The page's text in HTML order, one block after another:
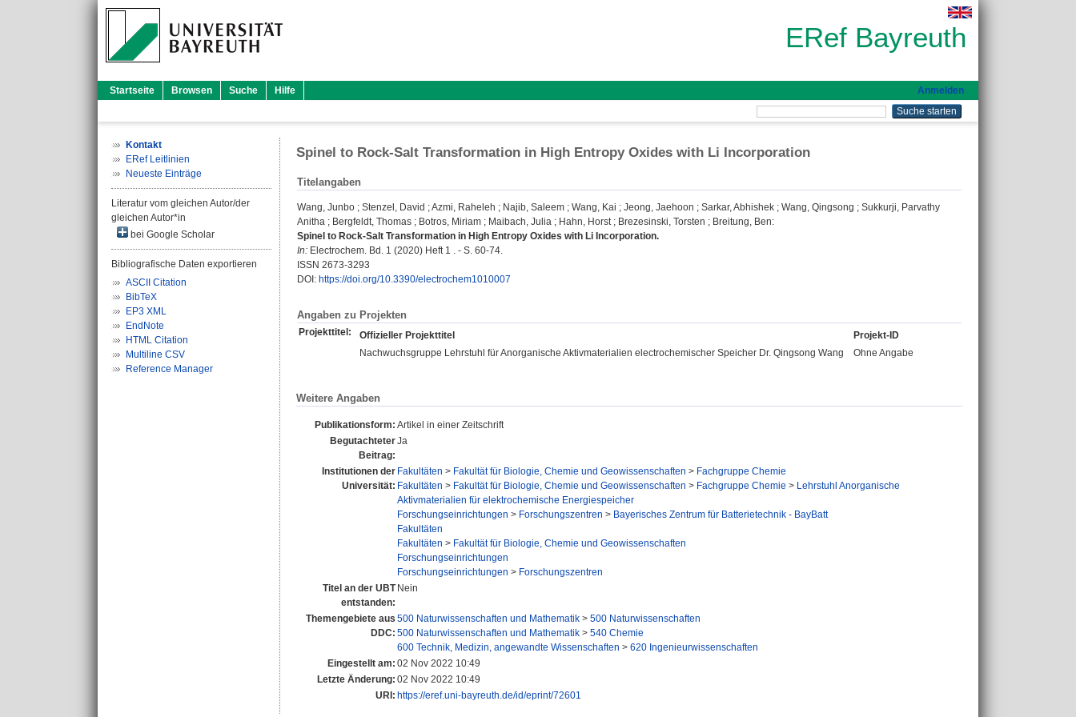
ERef Bayreuth
Startseite Browsen Suche Hilfe Anmelden
Kontakt
ERef Leitlinien
Neueste Einträge
Literatur vom gleichen Autor/der
gleichen Autor*in
bei Google Scholar
Bibliografische Daten exportieren
ASCII Citation
BibTeX
EP3 XML
EndNote
HTML Citation
Multiline CSV
Reference Manager
Spinel to Rock-Salt Transformation in High Entropy Oxides with Li Incorporation
Titelangaben
Wang, Junbo ; Stenzel, David ;Azmi, Raheleh ; Najib, Saleem ; Wang, Kai ; Jeong, Jaehoon ; Sarkar, Abhishek ; Wang, Qingsong ; Sukkurji, Parvathy
Anitha ; Bergfeldt, Thomas ; Botros, Miriam ; Maibach, Julia ; Hahn, Horst; Brezesinski, Torsten ; Breitung, Ben:
Spinel to Rock-Salt Transformation in High Entropy Oxides with Li Incorporation.
In: Electrochem. Bd. 1 (2020) Heft 1 . - S. 60-74.
ISSN 2673-3293
DOI: https://doi.org/10.3390/electrochem1010007
Angaben zu Projekten
Projekttitel: Offizieller Projekttitel
Projekt-ID
Nachwuchsgruppe Lehrstuhl für Anorganische Aktivmaterialien electrochemischer Speicher Dr. Qingsong Wang
Ohne Angabe
Weitere Angaben
Publikationsform: Artikel in einer Zeitschrift
Begutachteter
Beitrag:
Ja
Institutionen der
Universität:
Fakultäten > Fakultät für Biologie, Chemie und Geowissenschaften > Fachgruppe Chemie
Fakultäten > Fakultät für Biologie, Chemie und Geowissenschaften > Fachgruppe Chemie > Lehrstuhl Anorganische
Aktivmaterialien für elektrochemische Energiespeicher
Forschungseinrichtungen > Forschungszentren > Bayerisches Zentrum für Batterietechnik - BayBatt
Fakultäten
Fakultäten > Fakultät für Biologie, Chemie und Geowissenschaften
Forschungseinrichtungen
Forschungseinrichtungen > Forschungszentren
Titel an der UBT
entstanden:
Nein
Themengebiete aus
DDC:
500 Naturwissenschaften und Mathematik > 500 Naturwissenschaften
500 Naturwissenschaften und Mathematik > 540 Chemie
600 Technik, Medizin, angewandte Wissenschaften > 620 Ingenieurwissenschaften
Eingestellt am: 02 Nov 2022 10:49
Letzte Änderung: 02 Nov 2022 10:49
URI: https://eref.uni-bayreuth.de/id/eprint/72601